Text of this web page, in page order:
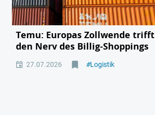
Temu: Europas Zollwende trifft
den Nerv des Billig-Shoppings
27.07.2026 #Logistik